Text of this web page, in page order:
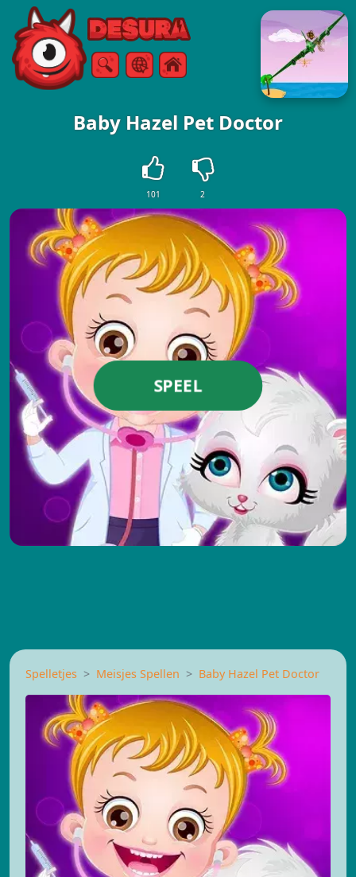
Free Online Games
ZoekenMenu
Baby Hazel Pet Doctor
101 2
SPEEL
Spelletjes Meisjes Spellen Baby Hazel Pet Doctor